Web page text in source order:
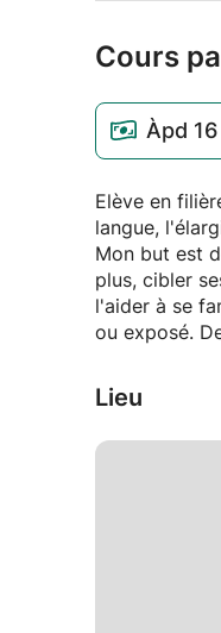
Cours
Àpd
Elève en
langue,
Mon but est
plus, cibler
l'aider à se
ou exposé.
Lieu